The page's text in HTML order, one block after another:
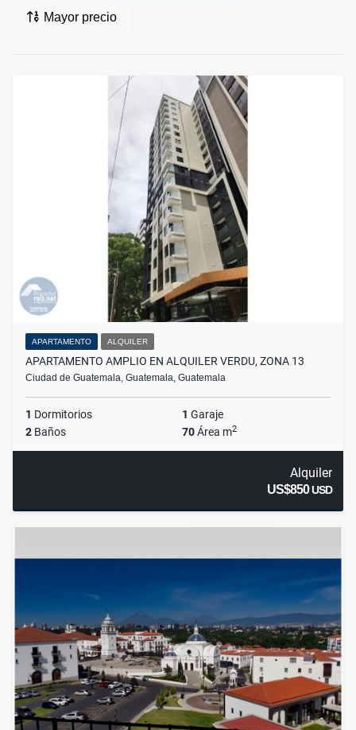
Mayor precio
APARTAMENTO ALQUILER
APARTAMENTO AMPLIO EN ALQUILER VERDU, ZONA 13
Ciudad de Guatemala, Guatemala, Guatemala
1 Dormitorios 1 Garaje
2 Baños 70Área m2
Alquiler
US$850USD